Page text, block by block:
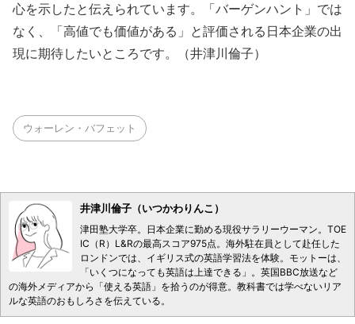
心を示したと伝えられています。「バーゲンハント」では
なく、「高値でも価値がある」と評価される日本企業の出
現に期待したいところです。（井津川倫子）
ウォーレン・バフェット
井津川倫子（いつかわりんこ）
津田塾大学卒。日本企業に勤める現役サラリーウーマン。TOE
IC（R）L&Rの最高スコア975点。海外駐在員として赴任した
ロンドンでは、イギリス式の英語学習法を体験。モットーは、
「いくつになっても英語は上達できる」。英国BBC放送など
の海外メディアから「使える英語」を拾うのが得意。教科書では学べないリア
ルな英語のおもしろさを伝えている。